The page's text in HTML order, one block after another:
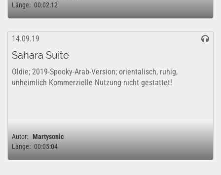
Länge: 00:02:12
14.09.19
Sahara Suite
Oldie; 2019-Spooky-Arab-Version; orientalisch, ruhig,
unheimlich Kommerzielle Nutzung nicht gestattet!
Autor: Martysonic
Länge: 00:05:04